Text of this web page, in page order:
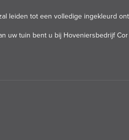
leiden tot een volledige ingekleurd
uw tuin bent u bij Hoveniersbedrijf